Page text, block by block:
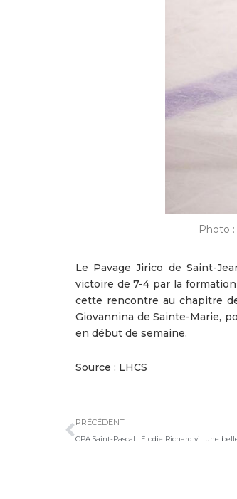
Photo
Le Pavage Jirico de Saint-
victoire de 7-4 par la
cette rencontre au chapitre
Giovannina de Sainte-Marie,
en début de semaine.
Source : LHCS
PRÉCÉDENT
CPA Saint-Pascal : Élodie Richard vit une